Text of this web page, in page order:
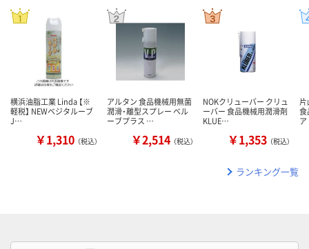
横浜油脂工業 Linda 【※
軽税】 NEWベジタルーブ
J…
￥1,310 （税込）
アルタン 食品機械用無菌
潤滑・離型スプレー ベル
ーブプラス …
￥2,514 （税込）
NOKクリューバー クリュ
ーバー 食品機械用潤滑剤
KLUE…
￥1,353 （税込）
片
食
ランキング一覧